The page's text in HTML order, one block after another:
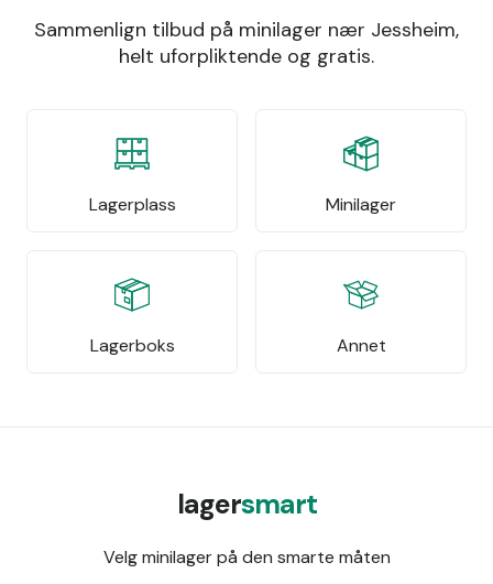
Sammenlign tilbud på minilager nær Jessheim,
helt uforpliktende og gratis.
Lagerplass Minilager
Lagerboks Annet
lagersmart
Velg minilager på den smarte måten